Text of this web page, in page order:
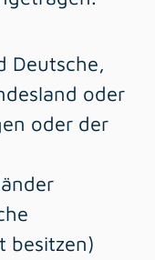
Deutsche,
oder
oder der
besitzen)